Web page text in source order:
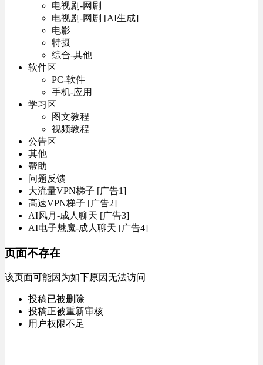
电视剧-网剧
电视剧-网剧 [AI生成]
电影
特摄
综合-其他
软件区
PC-软件
手机-应用
学习区
图文教程
视频教程
公告区
其他
帮助
问题反馈
大流量VPN梯子 [广告1]
高速VPN梯子 [广告2]
AI风月-成人聊天 [广告3]
AI电子魅魔-成人聊天 [广告4]
页面不存在
该页面可能因为如下原因无法访问
投稿已被删除
投稿正被重新审核
用户权限不足